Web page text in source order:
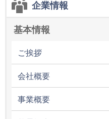
企業情報
基本情報
ご挨拶
会社概要
事業概要